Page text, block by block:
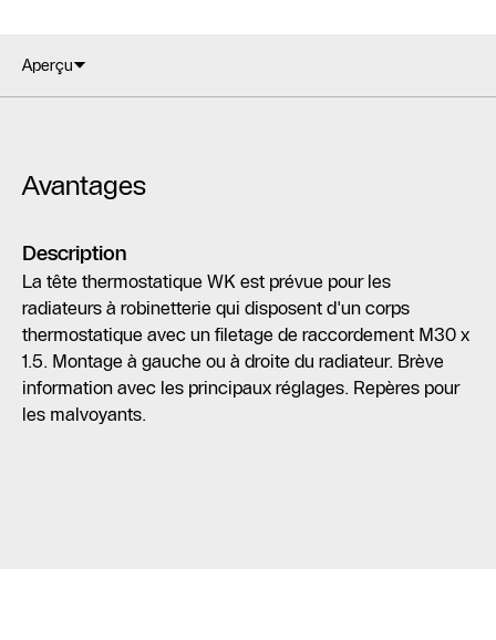
Aperçu
Avantages
Description
La tête thermostatique WK est prévue pour les
radiateurs à robinetterie qui disposent d'un corps
thermostatique avec un filetage de raccordement M30 x
1.5. Montage à gauche ou à droite du radiateur. Brève
information avec les principaux réglages. Repères pour
les malvoyants.